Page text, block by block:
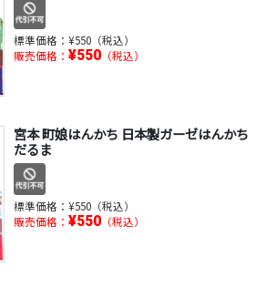
標準価格： ¥550（税込）
販売価格： ¥550（税込）
宮本 町娘はんかち 日本製ガーゼはんかち
だるま
標準価格： ¥550（税込）
販売価格： ¥550（税込）